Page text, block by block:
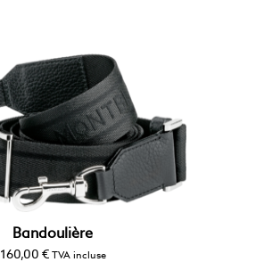
Bandoulière
160,00 € TVA incluse